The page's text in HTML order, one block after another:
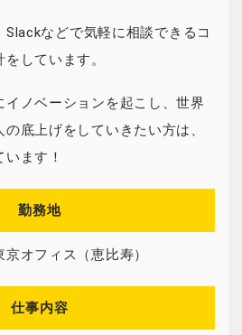
Slackなどで気軽に相談できるコ
しています。
ノベーションを起こし、世界
底上げをしていきたい方は、
ます！
勤務地
オフィス（恵比寿）
仕事内容